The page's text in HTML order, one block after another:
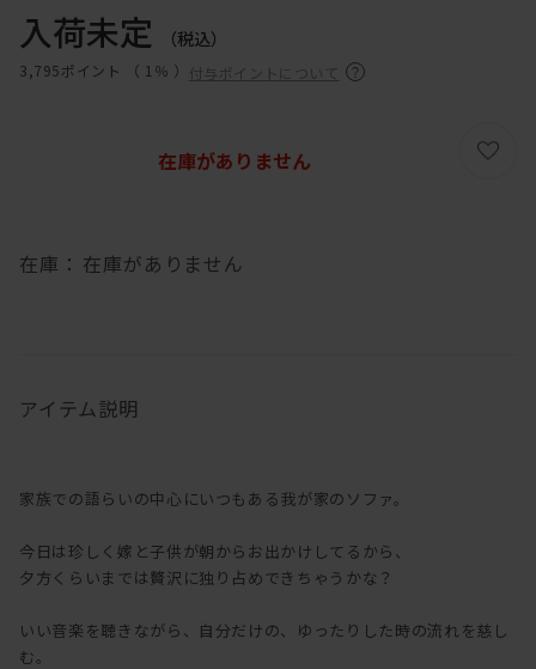
入荷未定 （税込）
3,795ポイント （ 1％ ） 付与ポイントについて
在庫： 在庫がありません
在庫がありません
アイテム説明
家族での語らいの中心にいつもある我が家のソファ。
今日は珍しく嫁と子供が朝からお出かけしてるから、
夕方くらいまでは贅沢に独り占めできちゃうかな？
いい音楽を聴きながら、自分だけの、ゆったりした時の流れを慈し
む。